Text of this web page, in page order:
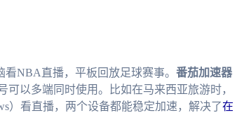
NBA直播，平板回放足球赛事。 番茄加速器
可以多端同时使用。比如在马来西亚旅游时，
）看直播，两个设备都能稳定加速，解决了在